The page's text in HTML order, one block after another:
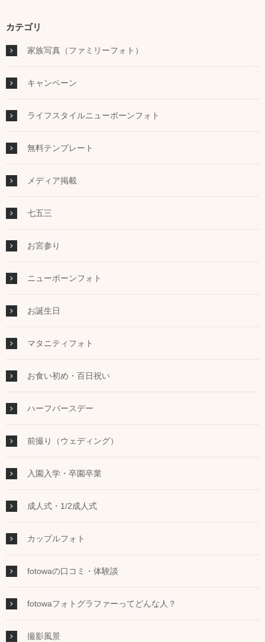
カテゴリ
家族写真（ファミリーフォト）
キャンペーン
ライフスタイルニューボーンフォト
無料テンプレート
メディア掲載
七五三
お宮参り
ニューボーンフォト
お誕生日
マタニティフォト
お食い初め・百日祝い
ハーフバースデー
前撮り（ウェディング）
入園入学・卒園卒業
成人式・1/2成人式
カップルフォト
fotowaの口コミ・体験談
fotowaフォトグラファーってどんな人？
撮影風景